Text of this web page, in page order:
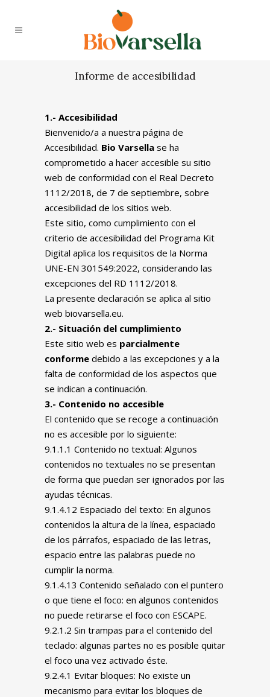
Informe de accesibilidad
1.- Accesibilidad
Bienvenido/a a nuestra página de
Accesibilidad. Bio Varsella se ha
comprometido a hacer accesible su sitio
web de conformidad con el Real Decreto
1112/2018, de 7 de septiembre, sobre
accesibilidad de los sitios web.
Este sitio, como cumplimiento con el
criterio de accesibilidad del Programa Kit
Digital aplica los requisitos de la Norma
UNE-EN 301549:2022, considerando las
excepciones del RD 1112/2018.
La presente declaración se aplica al sitio
web biovarsella.eu.
2.- Situación del cumplimiento
Este sitio web es parcialmente
conforme debido a las excepciones y a la
falta de conformidad de los aspectos que
se indican a continuación.
3.- Contenido no accesible
El contenido que se recoge a continuación
no es accesible por lo siguiente:
9.1.1.1 Contenido no textual: Algunos
contenidos no textuales no se presentan
de forma que puedan ser ignorados por las
ayudas técnicas.
9.1.4.12 Espaciado del texto: En algunos
contenidos la altura de la línea, espaciado
de los párrafos, espaciado de las letras,
espacio entre las palabras puede no
cumplir la norma.
9.1.4.13 Contenido señalado con el puntero
o que tiene el foco: en algunos contenidos
no puede retirarse el foco con ESCAPE.
9.2.1.2 Sin trampas para el contenido del
teclado: algunas partes no es posible quitar
el foco una vez activado éste.
9.2.4.1 Evitar bloques: No existe un
mecanismo para evitar los bloques de